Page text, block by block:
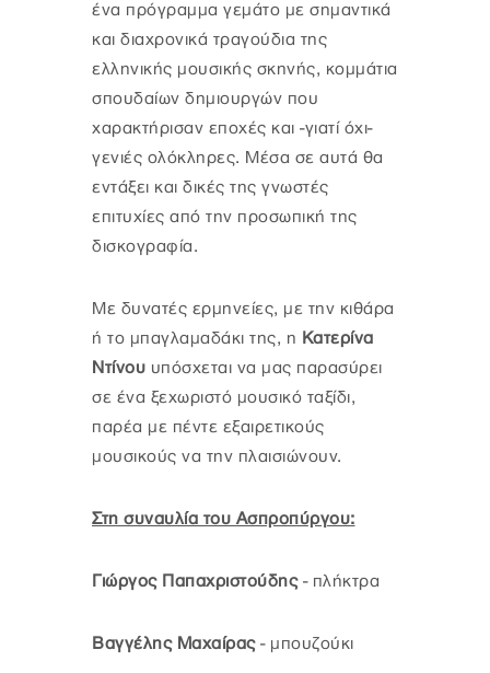
ένα πρόγραμμα γεμάτο με σημαντικά
και διαχρονικά τραγούδια της
ελληνικής μουσικής σκηνής, κομμάτια
σπουδαίων δημιουργών που
χαρακτήρισαν εποχές και -γιατί όχι-
γενιές ολόκληρες. Μέσα σε αυτά θα
εντάξει και δικές της γνωστές
επιτυχίες από την προσωπική της
δισκογραφία.
Με δυνατές ερμηνείες, με την κιθάρα
ή το μπαγλαμαδάκι της, η Κατερίνα
Ντίνου υπόσχεται να μας παρασύρει
σε ένα ξεχωριστό μουσικό ταξίδι,
παρέα με πέντε εξαιρετικούς
μουσικούς να την πλαισιώνουν.
Στη συναυλία του Ασπροπύργου:
Γιώργος Παπαχριστούδης- πλήκτρα
Βαγγέλης Μαχαίρας- μπουζούκι